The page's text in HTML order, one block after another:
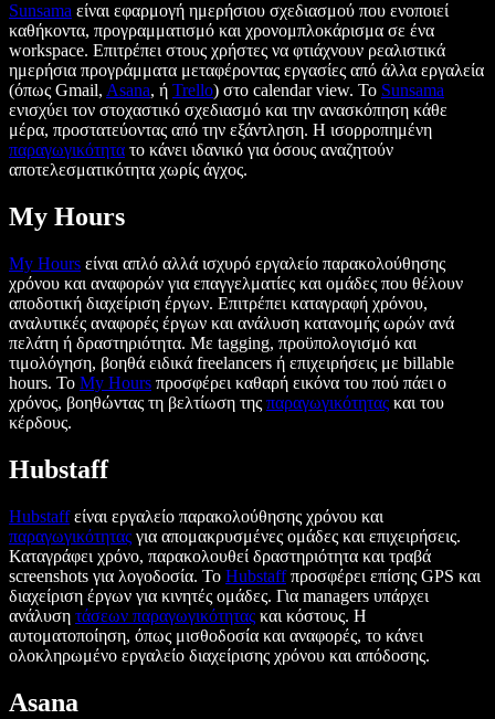
Sunsama είναι εφαρμογή ημερήσιου σχεδιασμού που ενοποιεί
καθήκοντα, προγραμματισμό και χρονομπλοκάρισμα σε ένα
workspace. Επιτρέπει στους χρήστες να φτιάχνουν ρεαλιστικά
ημερήσια προγράμματα μεταφέροντας εργασίες από άλλα εργαλεία
(όπως Gmail, Asana, ή Trello) στο calendar view. Το Sunsama
ενισχύει τον στοχαστικό σχεδιασμό και την ανασκόπηση κάθε
μέρα, προστατεύοντας από την εξάντληση. Η ισορροπημένη
παραγωγικότητα το κάνει ιδανικό για όσους αναζητούν
αποτελεσματικότητα χωρίς άγχος.
My Hours
My Hours είναι απλό αλλά ισχυρό εργαλείο παρακολούθησης
χρόνου και αναφορών για επαγγελματίες και ομάδες που θέλουν
αποδοτική διαχείριση έργων. Επιτρέπει καταγραφή χρόνου,
αναλυτικές αναφορές έργων και ανάλυση κατανομής ωρών ανά
πελάτη ή δραστηριότητα. Με tagging, προϋπολογισμό και
τιμολόγηση, βοηθά ειδικά freelancers ή επιχειρήσεις με billable
hours. Το My Hours προσφέρει καθαρή εικόνα του πού πάει ο
χρόνος, βοηθώντας τη βελτίωση της παραγωγικότητας και του
κέρδους.
Hubstaff
Hubstaffείναι εργαλείο παρακολούθησης χρόνου και
παραγωγικότητας για απομακρυσμένες ομάδες και επιχειρήσεις.
Καταγράφει χρόνο, παρακολουθεί δραστηριότητα και τραβά
screenshots για λογοδοσία. Το Hubstaffπροσφέρει επίσης GPS και
διαχείριση έργων για κινητές ομάδες. Για managers υπάρχει
ανάλυση τάσεων παραγωγικότητας και κόστους. Η
αυτοματοποίηση, όπως μισθοδοσία και αναφορές, το κάνει
ολοκληρωμένο εργαλείο διαχείρισης χρόνου και απόδοσης.
Asana